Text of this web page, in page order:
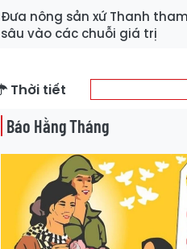
Đưa nông sản xứ Thanh
sâu vào các chuỗi giá trị
Thời tiết
Báo Hằng Tháng